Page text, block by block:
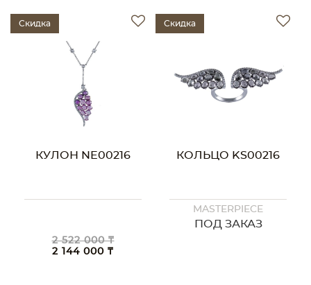
Скидка
КУЛОН NE00216
2 522 000 ₸
2 144 000 ₸
Скидка
КОЛЬЦО KS00216
MASTERPIECE
ПОД ЗАКАЗ